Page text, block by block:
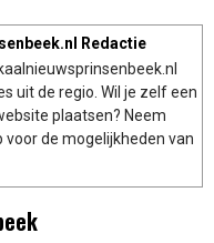
Redactie
uit de regio. Wil je zelf een
plaatsen? Neem
de mogelijkheden van